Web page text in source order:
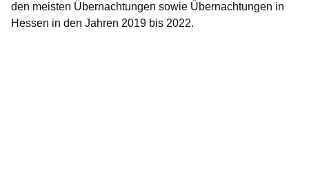
den meisten Übernachtungen sowie Übernachtungen in
Hessen in den Jahren 2019 bis 2022.